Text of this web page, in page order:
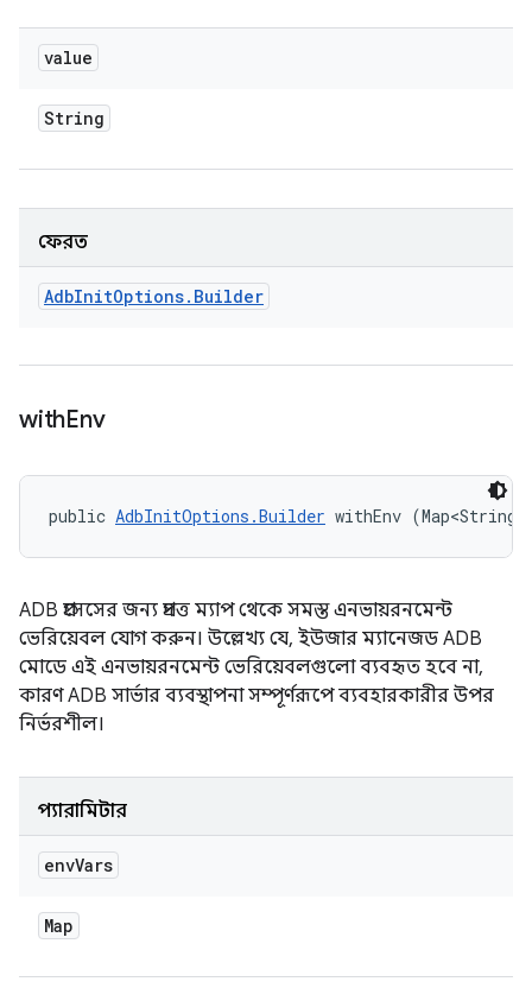
value
String
ফেরত
AdbInitOptions. Builder
withEnv
public AdbInitOptions.Builder withEnv
ADB প্রসেসের জন্য প্রদত্ত ম্যাপ থেকে সমস্ত এনভায়রনমেন্ট
ভেরিয়েবল যোগ করুন। উল্লেখ্য যে, ইউজার ম্যানেজড ADB
মোডে এই এনভায়রনমেন্ট ভেরিয়েবলগুলো ব্যবহৃত হবে না,
কারণ ADB সার্ভার ব্যবস্থাপনা সম্পূর্ণরূপে ব্যবহারকারীর উপর
নির্ভরশীল।
প্যারামিটার
envVars
Map